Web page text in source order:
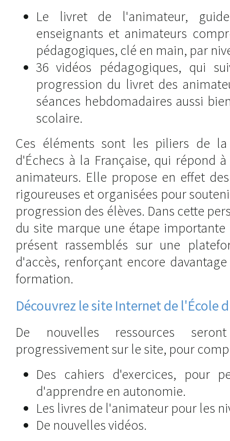
Le livret de l'animateur,
enseignants et animateurs
pédagogiques, clé en main, par
36 vidéos pédagogiques, qui
progression du livret des
séances hebdomadaires aussi
scolaire.
Ces éléments sont les piliers de
d'Échecs à la Française, qui répond
animateurs. Elle propose en effet
rigoureuses et organisées pour
progression des élèves. Dans cette
du site marque une étape
présent rassemblés sur une
d'accès, renforçant encore
formation.
Découvrez le site Internet de l'École
De nouvelles ressources
progressivement sur le site, pour
Des cahiers d'exercices, pour
d'apprendre en autonomie.
Les livres de l'animateur pour les
De nouvelles vidéos.